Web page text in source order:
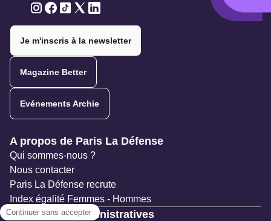
Je m'inscris à la newsletter
Magazine Better
Evénements Archie
Navigation secondaire
A propos de Paris La Défense
Qui sommes-nous ?
Nous contacter
Paris La Défense recrute
Index égalité Femmes - Hommes
Ressources administratives